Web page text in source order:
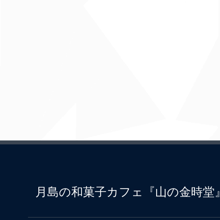
月島の和菓子カフェ『山の金時堂